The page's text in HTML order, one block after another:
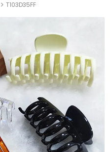
T103D35FF